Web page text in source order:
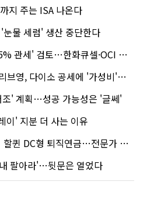
지 주는 ISA 나온다
'눈물 세럼' 생산 중단한다
세' 검토…한화큐셀·OCI 영향은?
, 다이소 공세에 '가성비'로 맞불
조' 계획…성공 가능성은 '글쎄'
이' 지분 더 사는 이유
DC형 퇴직연금…전문가 조언은
팔아라'…뒷문은 열었다